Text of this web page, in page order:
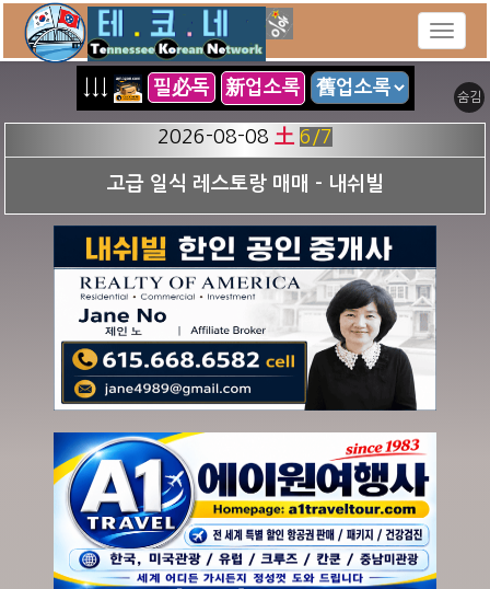
숨김
필必독 新업소록
2026-08-08 土 6 /7
고급 일식 레스토랑 매매 - 내쉬빌